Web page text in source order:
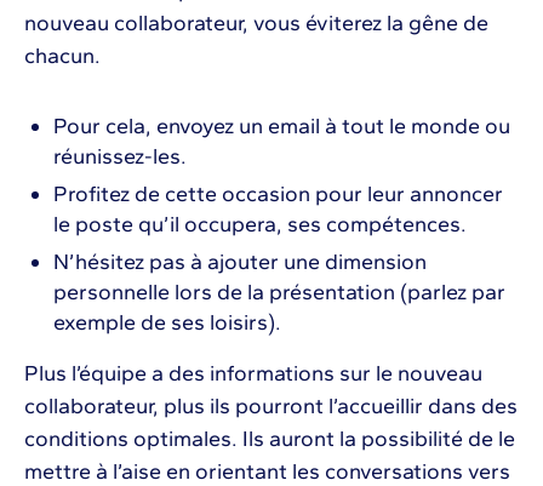
nouveau collaborateur, vous éviterez la gêne de
chacun.
Pour cela, envoyez un email à tout le monde ou
réunissez-les.
Profitez de cette occasion pour leur annoncer
le poste qu’il occupera, ses compétences.
N’hésitez pas à ajouter une dimension
personnelle lors de la présentation (parlez par
exemple de ses loisirs).
Plus l’équipe a des informations sur le nouveau
collaborateur, plus ils pourront l’accueillir dans des
conditions optimales. Ils auront la possibilité de le
mettre à l’aise en orientant les conversations vers